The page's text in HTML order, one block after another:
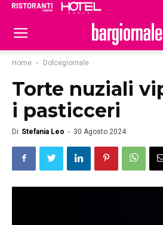
Home Dolcegiornale
Torte nuziali
i pasticceri
Di Stefania Leo - 30 Agosto 2024